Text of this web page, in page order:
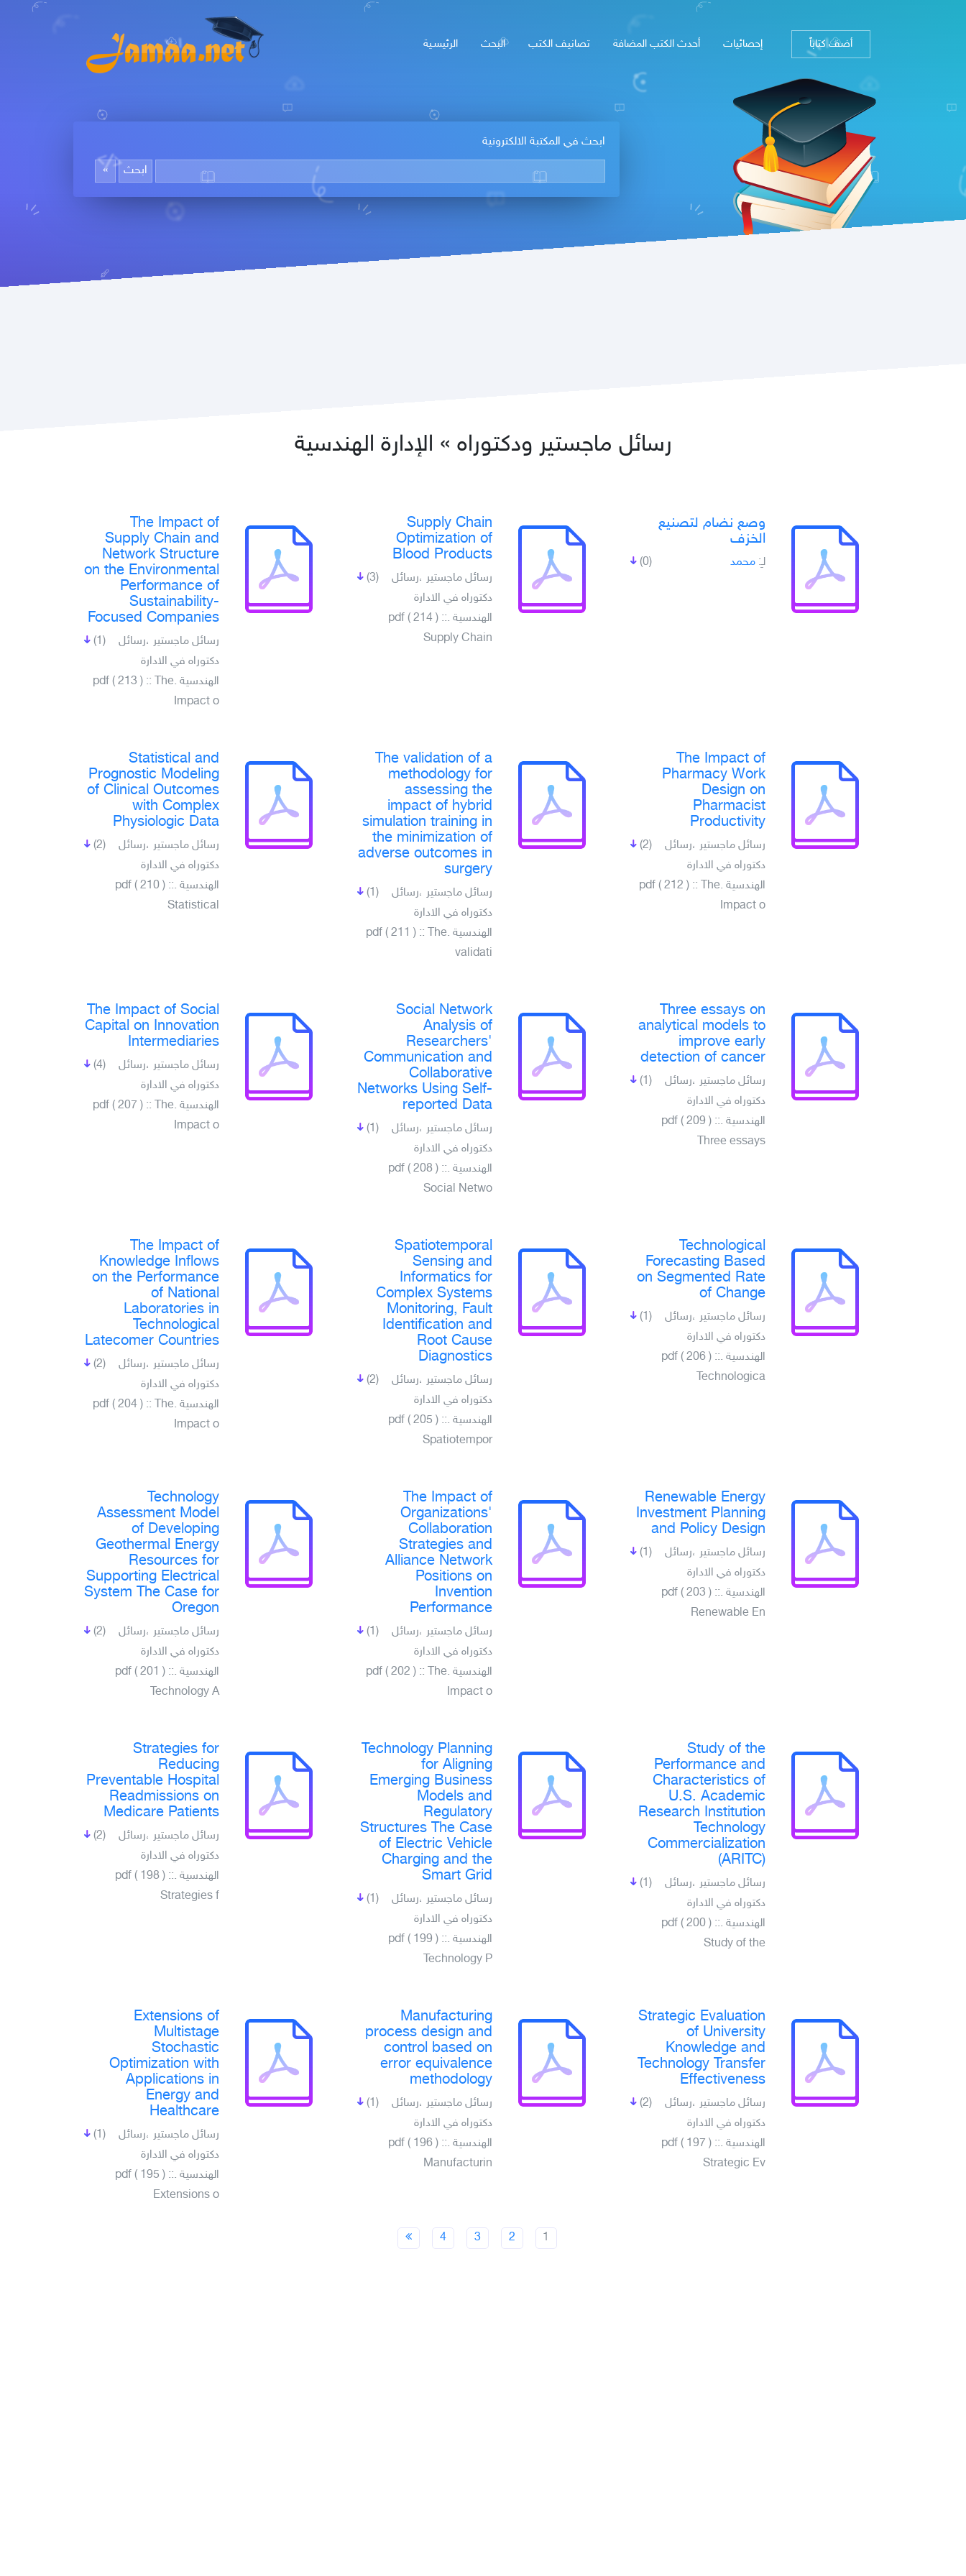
الرئيسـية البحث تصانيف الكتب أحدث الكتب المضافة إحصائيات أضف كتاباً
ابحث في المكتبة الالكترونية
رسائل ماجستير ودكتوراه » الإدارة الهندسية
وصع نضام لتصنيع
الخزف
(0) لـِ: محمد
Supply Chain
Optimization of
Blood Products
(3)
رسائل ماجستير ،رسائل
دكتوراه في الادارة
الهندسية .pdf ( 214 ) ::
Supply Chain
The Impact of
Supply Chain and
Network Structure
on the Environmental
Performance of
Sustainability-
Focused Companies
(1)
رسائل ماجستير ،رسائل
دكتوراه في الادارة
الهندسية .pdf ( 213 ) :: The
Impact o
The Impact of
Pharmacy Work
Design on
Pharmacist
Productivity
(2)
رسائل ماجستير ،رسائل
دكتوراه في الادارة
الهندسية .pdf ( 212 ) :: The
Impact o
The validation of a
methodology for
assessing the
impact of hybrid
simulation training in
the minimization of
adverse outcomes in
surgery
(1)
رسائل ماجستير ،رسائل
دكتوراه في الادارة
الهندسية .pdf ( 211 ) :: The
validati
Statistical and
Prognostic Modeling
of Clinical Outcomes
with Complex
Physiologic Data
(2)
رسائل ماجستير ،رسائل
دكتوراه في الادارة
الهندسية .pdf ( 210 ) ::
Statistical
Three essays on
analytical models to
improve early
detection of cancer
(1)
رسائل ماجستير ،رسائل
دكتوراه في الادارة
الهندسية .pdf ( 209 ) ::
Three essays
Social Network
Analysis of
Researchers'
Communication and
Collaborative
Networks Using Self-
reported Data
(1)
رسائل ماجستير ،رسائل
دكتوراه في الادارة
الهندسية .pdf ( 208 ) ::
Social Netwo
The Impact of Social
Capital on Innovation
Intermediaries
(4)
رسائل ماجستير ،رسائل
دكتوراه في الادارة
الهندسية .pdf ( 207 ) :: The
Impact o
Technological
Forecasting Based
on Segmented Rate
of Change
(1)
رسائل ماجستير ،رسائل
دكتوراه في الادارة
الهندسية .pdf ( 206 ) ::
Technologica
Spatiotemporal
Sensing and
Informatics for
Complex Systems
Monitoring, Fault
Identification and
Root Cause
Diagnostics
(2)
رسائل ماجستير ،رسائل
دكتوراه في الادارة
الهندسية .pdf ( 205 ) ::
Spatiotempor
The Impact of
Knowledge Inflows
on the Performance
of National
Laboratories in
Technological
Latecomer Countries
(2)
رسائل ماجستير ،رسائل
دكتوراه في الادارة
الهندسية .pdf ( 204 ) :: The
Impact o
Renewable Energy
Investment Planning
and Policy Design
(1)
رسائل ماجستير ،رسائل
دكتوراه في الادارة
الهندسية .pdf ( 203 ) ::
Renewable En
The Impact of
Organizations'
Collaboration
Strategies and
Alliance Network
Positions on
Invention
Performance
(1)
رسائل ماجستير ،رسائل
دكتوراه في الادارة
الهندسية .pdf ( 202 ) :: The
Impact o
Technology
Assessment Model
of Developing
Geothermal Energy
Resources for
Supporting Electrical
System The Case for
Oregon
(2)
رسائل ماجستير ،رسائل
دكتوراه في الادارة
الهندسية .pdf ( 201 ) ::
Technology A
Study of the
Performance and
Characteristics of
U.S. Academic
Research Institution
Technology
Commercialization
(ARITC)
(1)
رسائل ماجستير ،رسائل
دكتوراه في الادارة
الهندسية .pdf ( 200 ) ::
Study of the
Technology Planning
for Aligning
Emerging Business
Models and
Regulatory
Structures The Case
of Electric Vehicle
Charging and the
Smart Grid
(1)
رسائل ماجستير ،رسائل
دكتوراه في الادارة
الهندسية .pdf ( 199 ) ::
Technology P
Strategies for
Reducing
Preventable Hospital
Readmissions on
Medicare Patients
(2)
رسائل ماجستير ،رسائل
دكتوراه في الادارة
الهندسية .pdf ( 198 ) ::
Strategies f
Strategic Evaluation
of University
Knowledge and
Technology Transfer
Effectiveness
(2)
رسائل ماجستير ،رسائل
دكتوراه في الادارة
الهندسية .pdf ( 197 ) ::
Strategic Ev
Manufacturing
process design and
control based on
error equivalence
methodology
(1)
رسائل ماجستير ،رسائل
دكتوراه في الادارة
الهندسية .pdf ( 196 ) ::
Manufacturin
Extensions of
Multistage
Stochastic
Optimization with
Applications in
Energy and
Healthcare
(1)
رسائل ماجستير ،رسائل
دكتوراه في الادارة
الهندسية .pdf ( 195 ) ::
Extensions o
1
2
3
4